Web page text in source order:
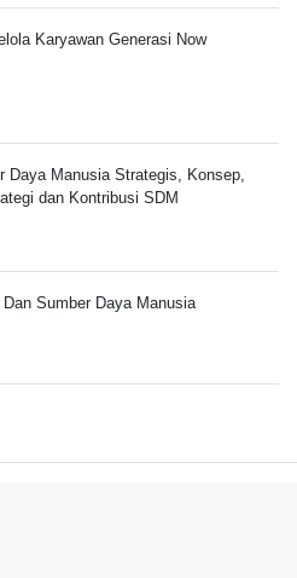
Karyawan Generasi Now
Daya Manusia Strategis, Konsep,
dan Kontribusi SDM
Sumber Daya Manusia